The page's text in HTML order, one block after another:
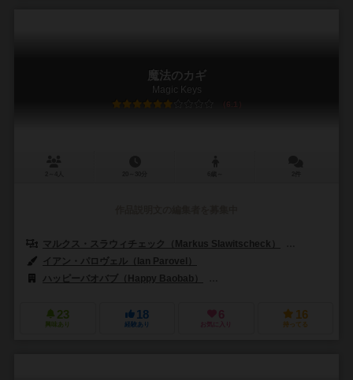
魔法のカギ
Magic Keys
6.1
マルクス・スラウィチェック（Markus Slawitscheck）
イアン・パロヴェル（Ian Parovel）
ハッピーバオバブ（Happy Baobab）
23
興味あり
18
経験あり
6
お気に入り
16
持ってる